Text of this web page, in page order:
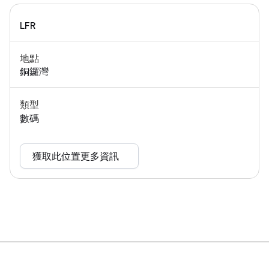
LFR
地點
銅鑼灣
類型
數碼
獲取此位置更多資訊